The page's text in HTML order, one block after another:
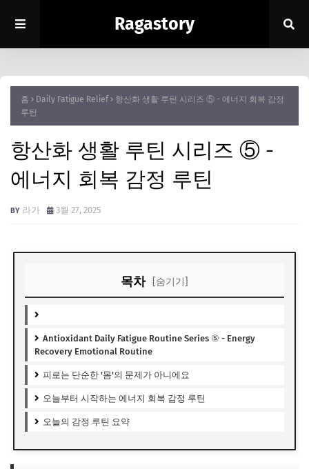
Ragastory
홈 Daily Fatigue Relief
항산화 생활 루틴 시리즈 ⑤ - 에너지 회복 감정
루틴
항산화 생활 루틴 시리즈 ⑤ -
에너지 회복 감정 루틴
라가 3월 27, 2025
목차 [숨기기]
Antioxidant Daily Fatigue Routine Series ⑤ - Energy
Recovery Emotional Routine
피로는 단순한 '몸'의 문제가 아니에요
오늘부터 시작하는 에너지 회복 감정 루틴
오늘의 감정 루틴 요약